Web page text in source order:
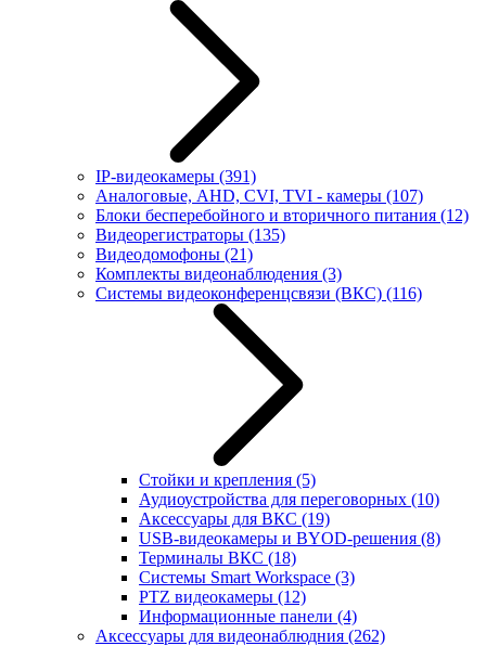
IP-видеокамеры (391)
Аналоговые, AHD, CVI, TVI - камеры (107)
Блоки бесперебойного и вторичного питания (12)
Видеорегистраторы (135)
Видеодомофоны (21)
Комплекты видеонаблюдения (3)
Системы видеоконференцсвязи (ВКС) (116)
Стойки и крепления (5)
Аудиоустройства для переговорных (10)
Аксессуары для ВКС (19)
USB-видеокамеры и BYOD-решения (8)
Терминалы ВКС (18)
Системы Smart Workspace (3)
PTZ видеокамеры (12)
Информационные панели (4)
Аксессуары для видеонаблюдния (262)